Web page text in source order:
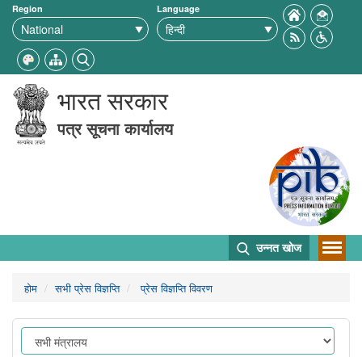
Region Language
भारत सरकार
पत्र सूचना कार्यालय
उन्नत खोज
होम सभी प्रेस विज्ञप्ति प्रेस विज्ञप्ति विवरण